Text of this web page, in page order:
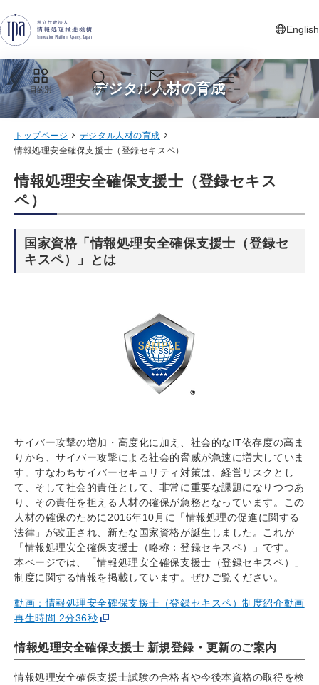
English
新しいタ
目的別 検索 お問い合わせ メニュー
デジタル人材の育成
トップページ
デジタル人材の育成
情報処理安全確保支援士（登録セキスペ）
情報処理安全確保支援士（登録セキス
ペ）
国家資格「情報処理安全確保支援士（登録セ
キスペ）」とは
サイバー攻撃の増加・高度化に加え、社会的なIT依存度の高ま
りから、サイバー攻撃による社会的脅威が急速に増大していま
す。すなわちサイバーセキュリティ対策は、経営リスクとし
て、そして社会的責任として、非常に重要な課題になりつつあ
り、その責任を担える人材の確保が急務となっています。この
人材の確保のために2016年10月に「情報処理の促進に関する
法律」が改正され、新たな国家資格が誕生しました。これが
「情報処理安全確保支援士（略称：登録セキスペ）」です。
本ページでは、「情報処理安全確保支援士（登録セキスペ）」
制度に関する情報を掲載しています。ぜひご覧ください。
動画：情報処理安全確保支援士（登録セキスペ）制度紹介動画
再生時間 2分36秒
情報処理安全確保支援士 新規登録・更新のご案内
情報処理安全確保支援士試験の合格者や今後本資格の取得を検